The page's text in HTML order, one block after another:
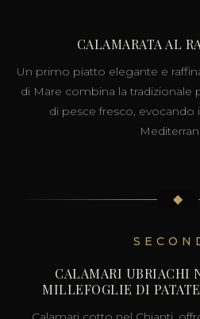
CALAMARATA AL
Un primo piatto elegante e
di Mare combina la tradizionale
di pesce fresco, evocando
◆
CALAMARI UBRIACHI
MILLEFOGLIE DI